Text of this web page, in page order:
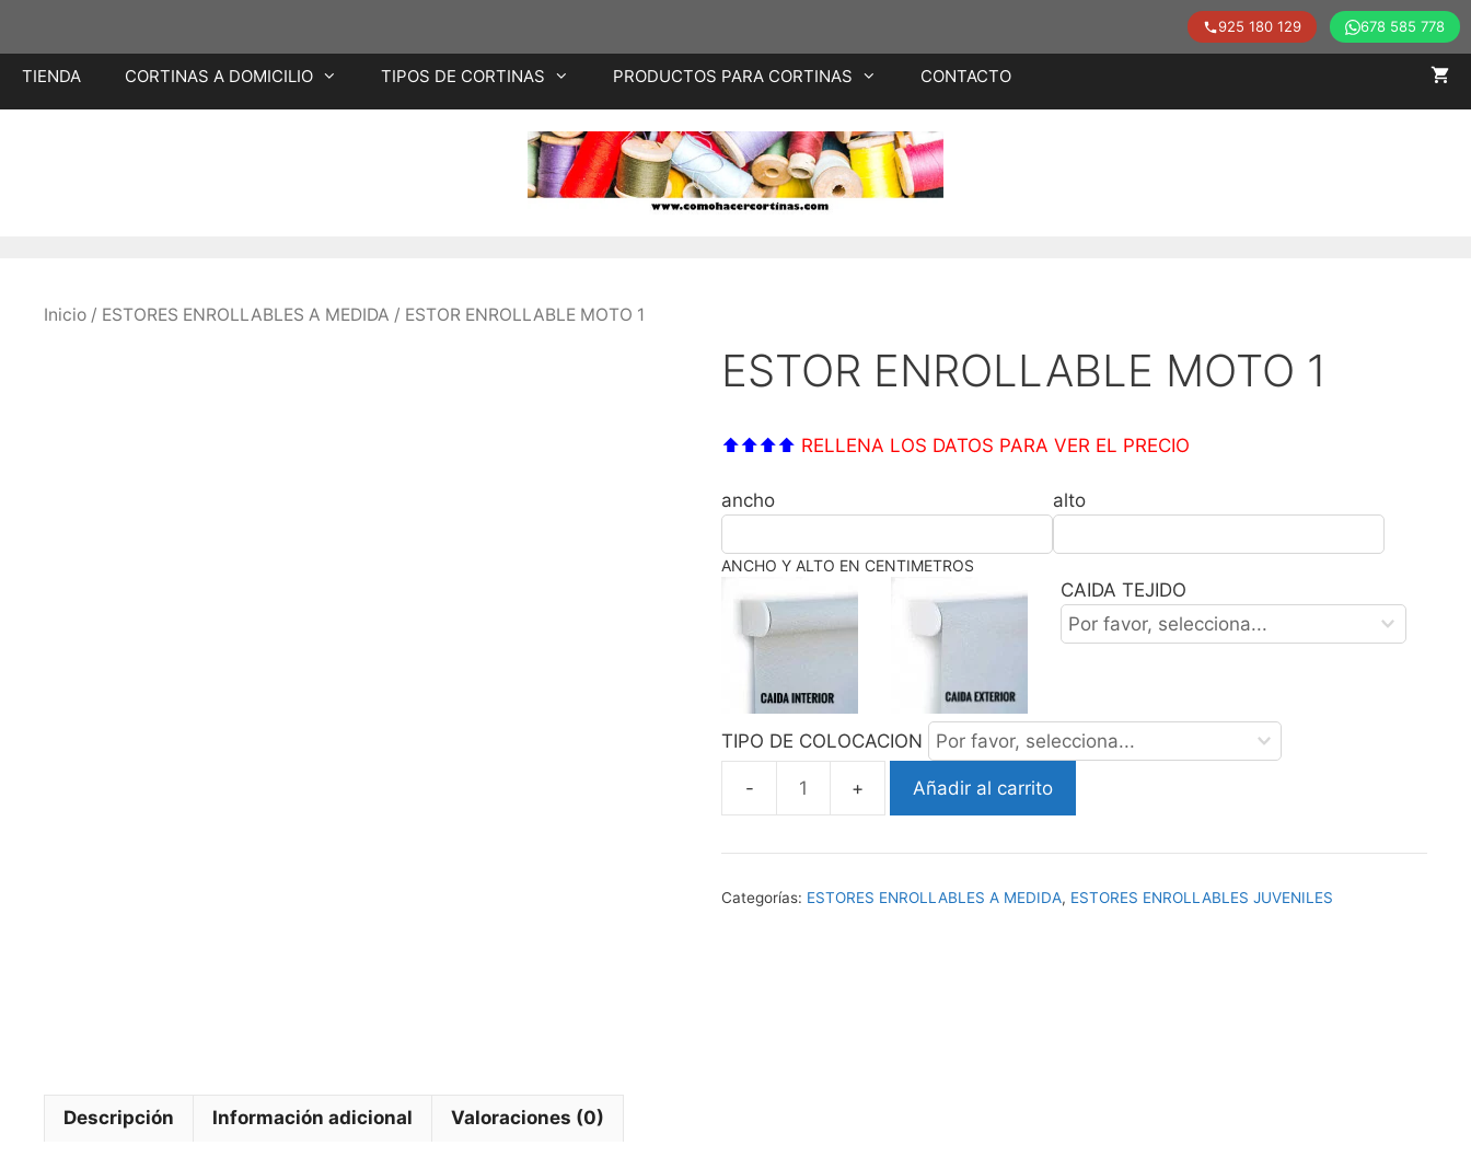
Saltar
contenido
925 180 129 678 585 778
TIENDA CORTINAS A DOMICILIO TIPOS DE CORTINAS PRODUCTOS PARA CORTINAS CONTACTO
Inicio / ESTORES ENROLLABLES A MEDIDA / ESTOR ENROLLABLE MOTO 1
ESTOR ENROLLABLE MOTO 1
⬆⬆⬆⬆ RELLENA LOS DATOS PARA VER EL PRECIO
ancho alto
ANCHO Y ALTO EN CENTIMETROS
CAIDA TEJIDO
TIPO DE COLOCACION
MOTO
cantidad
Añadir al carrito
Categorías: ESTORES ENROLLABLES A MEDIDA, ESTORES ENROLLABLES JUVENILES
Descripción Información adicional Valoraciones (0)